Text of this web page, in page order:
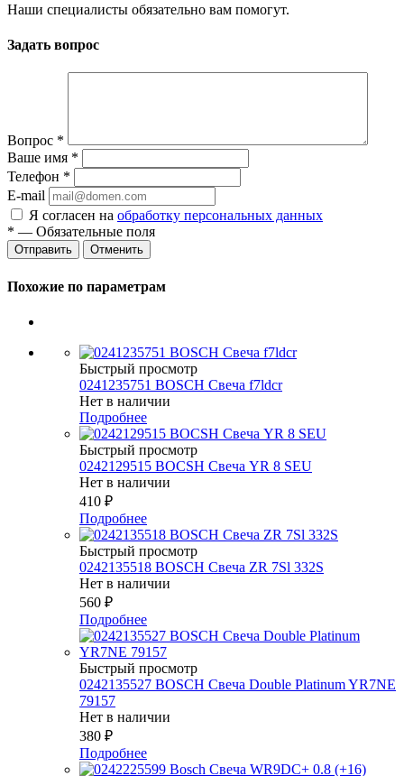
Наши специалисты обязательно вам помогут.
Задать вопрос
Вопрос *
Ваше имя *
Телефон *
E-mail
Я согласен на обработку персональных данных
* — Обязательные поля
Отменить
Похожие по параметрам
Быстрый просмотр
0241235751 BOSCH Свеча f7ldcr
Нет в наличии
Подробнее
Быстрый просмотр
0242129515 BOCSH Свеча YR 8 SEU
Нет в наличии
410 ₽
Подробнее
Быстрый просмотр
0242135518 BOSCH Свеча ZR 7Sl 332S
Нет в наличии
560 ₽
Подробнее
Быстрый просмотр
0242135527 BOSСH Свеча Double Platinum YR7NE
79157
Нет в наличии
380 ₽
Подробнее